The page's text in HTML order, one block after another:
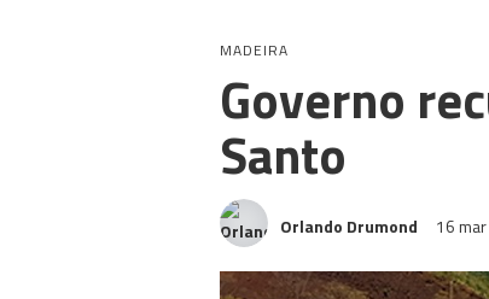
MADEIRA
Governo
Santo
Orlando Drumond 16